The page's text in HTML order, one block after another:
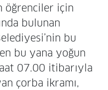
öğrenciler için
bulunan
bu
bu yana yoğun
07.00 itibarıyla
çorba ikramı,